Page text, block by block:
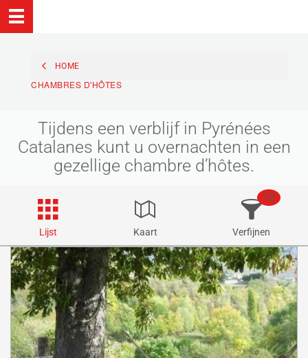
HOME
CHAMBRES D'HÔTES
Tijdens een verblijf in Pyrénées
Catalanes kunt u overnachten in een
gezellige chambre d’hôtes.
Lijst Kaart Verfijnen
10